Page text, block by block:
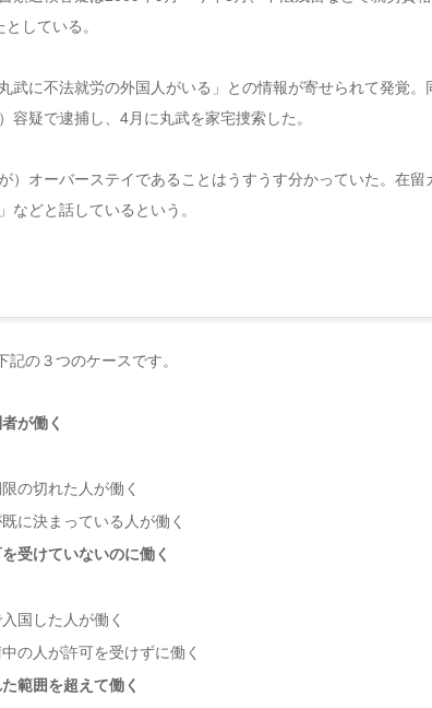
している。
武に不法就労の外国人がいる」との情報が寄せられて発覚
容疑で逮捕し、4月に丸武を家宅捜索した。
）オーバーステイであることはうすうす分かっていた。在
などと話しているという。
の３つのケースです。
が働く
の切れた人が働く
に決まっている人が働く
受けていないのに働く
国した人が働く
の人が許可を受けずに働く
範囲を超えて働く